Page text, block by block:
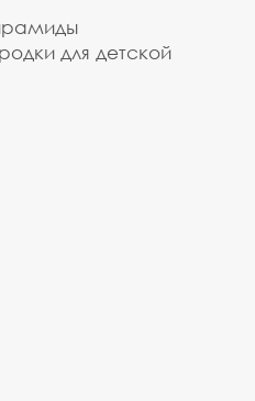
для детской